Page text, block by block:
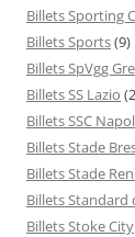
Billets Sporting
Billets Sports(9)
Billets SpVgg
Billets SS Lazio
Billets SSC
Billets Stade
Billets Stade
Billets Standard
Billets Stoke City